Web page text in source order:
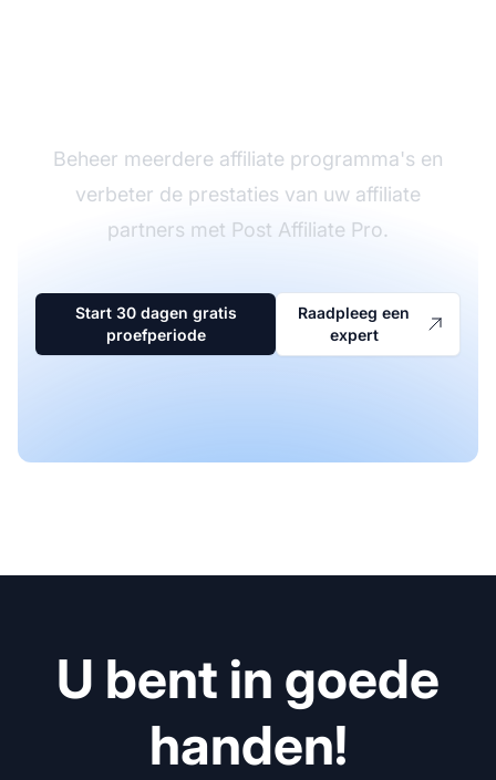
Beheer meerdere affiliate programma's en
verbeter de prestaties van uw affiliate
partners met Post Affiliate Pro.
Start 30 dagen gratis
proefperiode
Raadpleeg een
expert
U bent in goede
handen!